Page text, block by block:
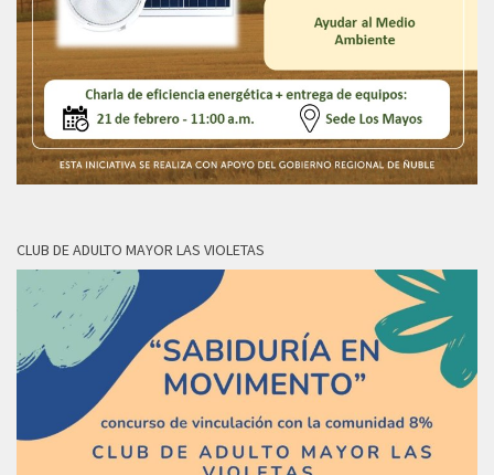
CLUB DE ADULTO MAYOR LAS VIOLETAS